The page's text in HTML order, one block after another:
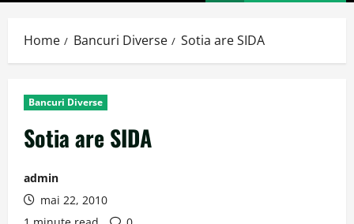
Home Bancuri Diverse Sotia are SIDA
Bancuri Diverse
Sotia are SIDA
admin
mai 22, 2010